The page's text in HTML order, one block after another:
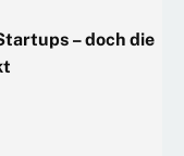
– doch die